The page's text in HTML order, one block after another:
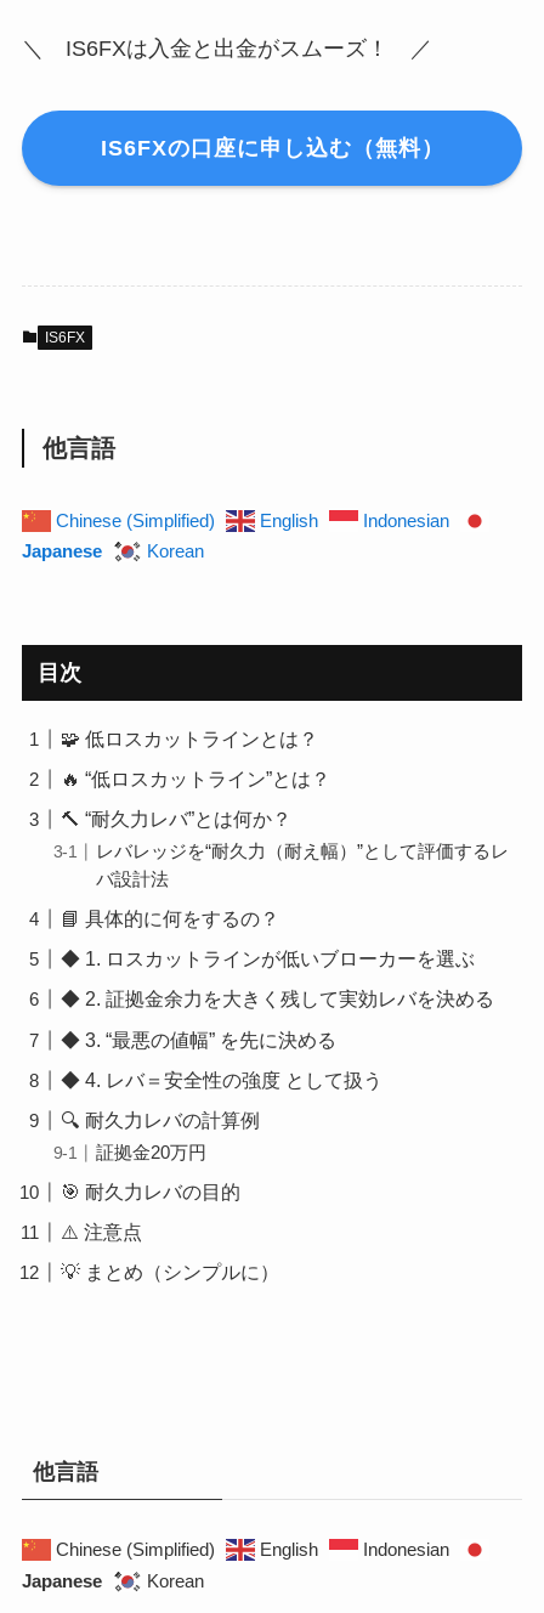
＼ IS6FXは入金と出金がスムーズ！ ／
IS6FXの口座に申し込む（無料）
IS6FX
他言語
Chinese (Simplified) English
Indonesian
Japanese
Korean
目次
🧩 低ロスカットラインとは？
🔥 “低ロスカットライン”とは？
🔨 “耐久力レバ”とは何か？
レバレッジを“耐久力（耐え幅）”として評価するレ
バ設計法
📘 具体的に何をするの？
◆ 1. ロスカットラインが低いブローカーを選ぶ
◆ 2. 証拠金余力を大きく残して実効レバを決める
◆ 3. “最悪の値幅” を先に決める
◆ 4. レバ＝安全性の強度 として扱う
🔍 耐久力レバの計算例
証拠金20万円
🎯 耐久力レバの目的
⚠️ 注意点
💡 まとめ（シンプルに）
他言語
Chinese (Simplified) English
Indonesian
Japanese
Korean